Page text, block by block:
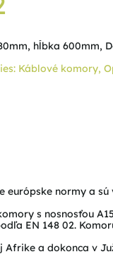
hĺbka 600mm,
Káblové komory,
normy a sú
s nosnosťou
EN 148 02.
a dokonca v